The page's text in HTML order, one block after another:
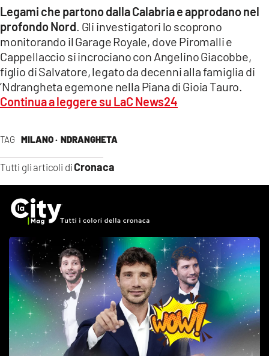
TAG MILANO · NDRANGHETA
Tutti gli articoli diCronaca
Legami che partono dalla Calabria e approdano nel
profondo Nord . Gli investigatori lo scoprono
monitorando il Garage Royale, dove Piromalli e
Cappellaccio si incrociano con Angelino Giacobbe,
figlio di Salvatore, legato da decenni alla famiglia di
’Ndrangheta egemone nella Piana di Gioia Tauro.
Continua a leggere su LaC News24